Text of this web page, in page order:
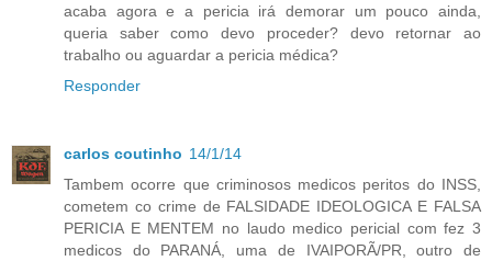
acaba agora e a pericia irá demorar um pouco ainda,
queria saber como devo proceder? devo retornar ao
trabalho ou aguardar a pericia médica?
Responder
carlos coutinho 14/1/14
Tambem ocorre que criminosos medicos peritos do INSS,
cometem co crime de FALSIDADE IDEOLOGICA E FALSA
PERICIA E MENTEM no laudo medico pericial com fez 3
medicos do PARANÁ, uma de IVAIPORÃ/PR, outro de